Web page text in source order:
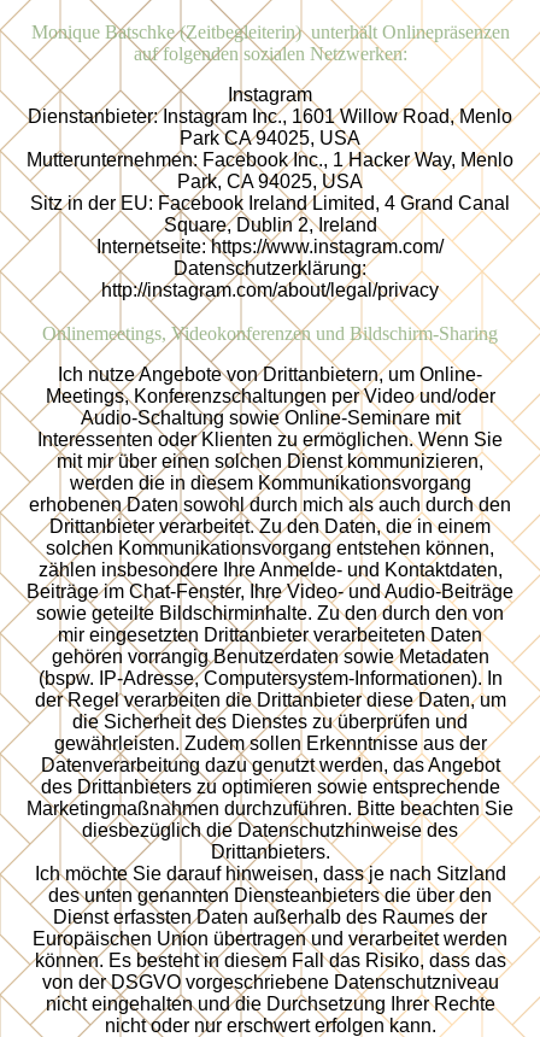
Monique Batschke (Zeitbegleiterin) unterhält Onlinepräsenzen
auf folgenden sozialen Netzwerken:
Instagram
Dienstanbieter: Instagram Inc., 1601 Willow Road, Menlo
Park CA 94025, USA
Mutterunternehmen: Facebook Inc., 1 Hacker Way, Menlo
Park, CA 94025, USA
Sitz in der EU: Facebook Ireland Limited, 4 Grand Canal
Square, Dublin 2, Ireland
Internetseite: https://www.instagram.com/
Datenschutzerklärung:
http://instagram.com/about/legal/privacy
Onlinemeetings, Videokonferenzen und Bildschirm-Sharing
Ich nutze Angebote von Drittanbietern, um Online-
Meetings, Konferenzschaltungen per Video und/oder
Audio-Schaltung sowie Online-Seminare mit
Interessenten oder Klienten zu ermöglichen. Wenn Sie
mit mir über einen solchen Dienst kommunizieren,
werden die in diesem Kommunikationsvorgang
erhobenen Daten sowohl durch mich als auch durch den
Drittanbieter verarbeitet. Zu den Daten, die in einem
solchen Kommunikationsvorgang entstehen können,
zählen insbesondere Ihre Anmelde- und Kontaktdaten,
Beiträge im Chat-Fenster, Ihre Video- und Audio-Beiträge
sowie geteilte Bildschirminhalte. Zu den durch den von
mir eingesetzten Drittanbieter verarbeiteten Daten
gehören vorrangig Benutzerdaten sowie Metadaten
(bspw. IP-Adresse, Computersystem-Informationen). In
der Regel verarbeiten die Drittanbieter diese Daten, um
die Sicherheit des Dienstes zu überprüfen und
gewährleisten. Zudem sollen Erkenntnisse aus der
Datenverarbeitung dazu genutzt werden, das Angebot
des Drittanbieters zu optimieren sowie entsprechende
Marketingmaßnahmen durchzuführen. Bitte beachten Sie
diesbezüglich die Datenschutzhinweise des
Drittanbieters.
Ich möchte Sie darauf hinweisen, dass je nach Sitzland
des unten genannten Diensteanbieters die über den
Dienst erfassten Daten außerhalb des Raumes der
Europäischen Union übertragen und verarbeitet werden
können. Es besteht in diesem Fall das Risiko, dass das
von der DSGVO vorgeschriebene Datenschutzniveau
nicht eingehalten und die Durchsetzung Ihrer Rechte
nicht oder nur erschwert erfolgen kann.